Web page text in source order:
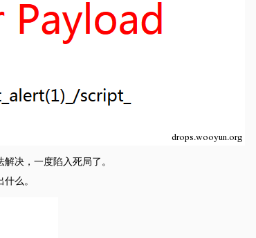
决，一度陷入死局了。
么。